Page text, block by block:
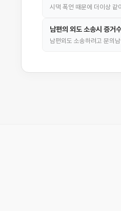
시댁 폭언 때문에 더이상
남편의 외도 소송시 증거
남편외도 소송하려고 문의